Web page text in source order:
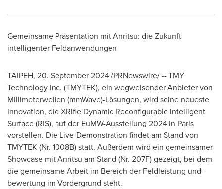
Gemeinsame Präsentation mit Anritsu: die Zukunft
intelligenter Feldanwendungen
TAIPEH, 20. September 2024/PRNewswire/ -- TMY
Technology Inc. (TMYTEK), ein wegweisender Anbieter von
Millimeterwellen (mmWave)-Lösungen, wird seine neueste
Innovation, die XRifle Dynamic Reconfigurable Intelligent
Surface (RIS), auf der EuMW-Ausstellung 2024 in Paris
vorstellen. Die Live-Demonstration findet am Stand von
TMYTEK (Nr. 1008B) statt. Außerdem wird ein gemeinsamer
Showcase mit Anritsu am Stand (Nr. 207F) gezeigt, bei dem
die gemeinsame Arbeit im Bereich der Feldleistung und -
bewertung im Vordergrund steht.